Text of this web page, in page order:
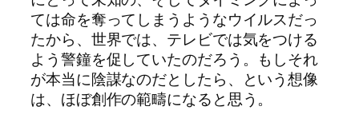
ては命を奪ってしまうようなウイルスだっ
たから、世界では、テレビでは気をつける
よう警鐘を促していたのだろう。もしそれ
が本当に陰謀なのだとしたら、という想像
は、ほぼ創作の範疇になると思う。